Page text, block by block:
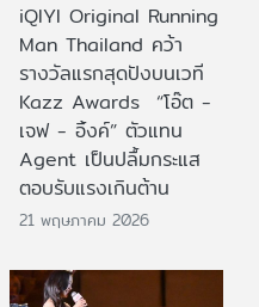
iQIYI Original Running
Man Thailand คว้า
รางวัลแรกสุดปังบนเวที
Kazz Awards “โอ๊ต -
เจฟ - อิ้งค์” ตัวแทน
Agent เป็นปลื้มกระแส
ตอบรับแรงเกินต้าน
21 พฤษภาคม 2026